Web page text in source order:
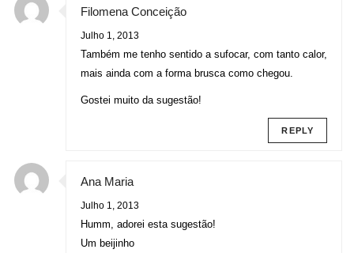
Filomena Conceição
Julho 1, 2013
Também me tenho sentido a sufocar, com tanto calor,
mais ainda com a forma brusca como chegou.
Gostei muito da sugestão!
REPLY
Ana Maria
Julho 1, 2013
Humm, adorei esta sugestão!
Um beijinho